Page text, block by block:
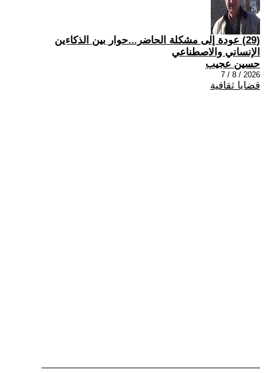
(29) عودة إلى مشكلة الحاضر...حوار بين الذكاءين
الإنساني والاصطناعي
حسين عجيب
2026 / 8 / 7
قضايا ثقافية